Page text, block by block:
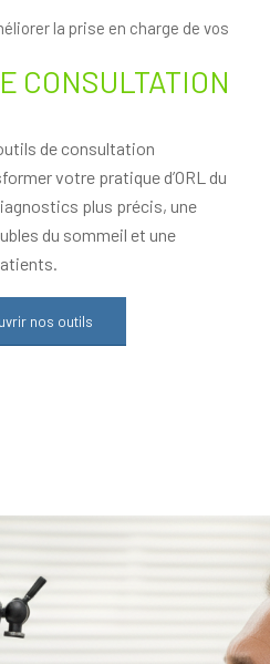
la prise en charge de vos
CONSULTATION
de consultation
votre pratique d’ORL du
plus précis, une
du sommeil et une
nos outils